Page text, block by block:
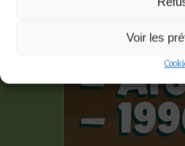
Voir les
–
–